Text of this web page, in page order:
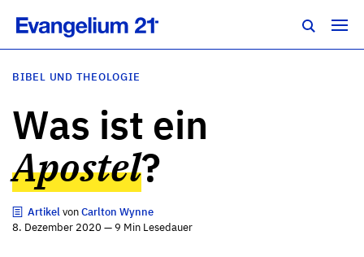
BIBEL UND THEOLOGIE
Was ist ein
Apostel?
ArtikelvonCarlton Wynne
8. Dezember 2020 — 9 Min Lesedauer